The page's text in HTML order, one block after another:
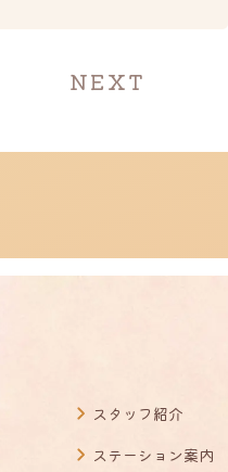
NEXT
スタッフ紹介
ステーション案内